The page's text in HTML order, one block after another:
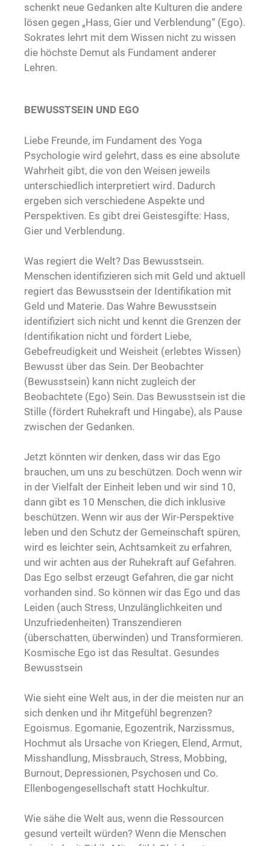
schenkt neue Gedanken alte Kulturen die andere
lösen gegen „Hass, Gier und Verblendung“ (Ego).
Sokrates lehrt mit dem Wissen nicht zu wissen
die höchste Demut als Fundament anderer
Lehren.
BEWUSSTSEIN UND EGO
Liebe Freunde, im Fundament des Yoga
Psychologie wird gelehrt, dass es eine absolute
Wahrheit gibt, die von den Weisen jeweils
unterschiedlich interpretiert wird. Dadurch
ergeben sich verschiedene Aspekte und
Perspektiven. Es gibt drei Geistesgifte: Hass,
Gier und Verblendung.
Was regiert die Welt? Das Bewusstsein.
Menschen identifizieren sich mit Geld und aktuell
regiert das Bewusstsein der Identifikation mit
Geld und Materie. Das Wahre Bewusstsein
identifiziert sich nicht und kennt die Grenzen der
Identifikation nicht und fördert Liebe,
Gebefreudigkeit und Weisheit (erlebtes Wissen)
Bewusst über das Sein. Der Beobachter
(Bewusstsein) kann nicht zugleich der
Beobachtete (Ego) Sein. Das Bewusstsein ist die
Stille (fördert Ruhekraft und Hingabe), als Pause
zwischen der Gedanken.
Jetzt könnten wir denken, dass wir das Ego
brauchen, um uns zu beschützen. Doch wenn wir
in der Vielfalt der Einheit leben und wir sind 10,
dann gibt es 10 Menschen, die dich inklusive
beschützen. Wenn wir aus der Wir-Perspektive
leben und den Schutz der Gemeinschaft spüren,
wird es leichter sein, Achtsamkeit zu erfahren,
und wir achten aus der Ruhekraft auf Gefahren.
Das Ego selbst erzeugt Gefahren, die gar nicht
vorhanden sind. So können wir das Ego und das
Leiden (auch Stress, Unzulänglichkeiten und
Unzufriedenheiten) Transzendieren
(überschatten, überwinden) und Transformieren.
Kosmische Ego ist das Resultat. Gesundes
Bewusstsein
Wie sieht eine Welt aus, in der die meisten nur an
sich denken und ihr Mitgefühl begrenzen?
Egoismus. Egomanie, Egozentrik, Narzissmus,
Hochmut als Ursache von Kriegen, Elend, Armut,
Misshandlung, Missbrauch, Stress, Mobbing,
Burnout, Depressionen, Psychosen und Co.
Ellenbogengesellschaft statt Hochkultur.
Wie sähe die Welt aus, wenn die Ressourcen
gesund verteilt würden? Wenn die Menschen